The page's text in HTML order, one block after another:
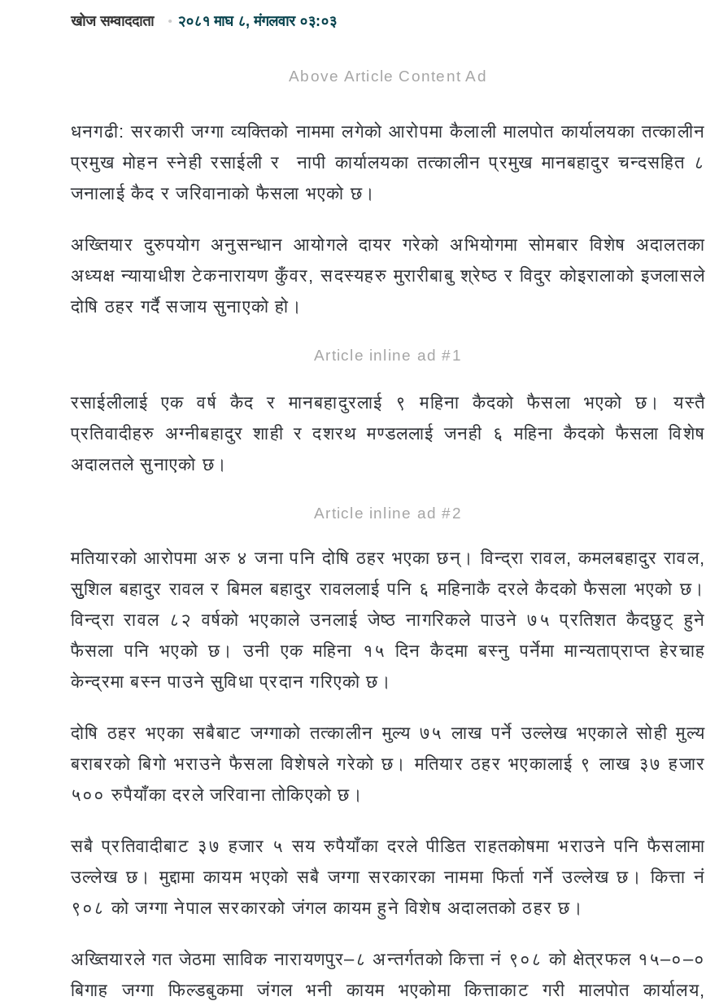
खोज सम्वाददाता २०८१ माघ ८, मंगलवार ०३:०३
Above Article Content Ad
धनगढी: सरकारी जग्गा व्यक्तिको नाममा लगेको आरोपमा कैलाली मालपोत कार्यालयका तत्कालीन
प्रमुख मोहन स्नेही रसाईली र नापी कार्यालयका तत्कालीन प्रमुख मानबहादुर चन्दसहित ८
जनालाई कैद र जरिवानाको फैसला भएको छ।
अख्तियार दुरुपयोग अनुसन्धान आयोगले दायर गरेको अभियोगमा सोमबार विशेष अदालतका
अध्यक्ष न्यायाधीश टेकनारायण कुँवर, सदस्यहरु मुरारीबाबु श्रेष्ठ र विदुर कोइरालाको इजलासले
दोषि ठहर गर्दै सजाय सुनाएको हो।
Article inline ad #1
रसाईलीलाई एक वर्ष कैद र मानबहादुरलाई ९ महिना कैदको फैसला भएको छ। यस्तै
प्रतिवादीहरु अग्नीबहादुर शाही र दशरथ मण्डललाई जनही ६ महिना कैदको फैसला विशेष
अदालतले सुनाएको छ।
Article inline ad #2
मतियारको आरोपमा अरु ४ जना पनि दोषि ठहर भएका छन्। विन्द्रा रावल, कमलबहादुर रावल,
सुुशिल बहादुर रावल र बिमल बहादुर रावललाई पनि ६ महिनाकै दरले कैदको फैसला भएको छ।
विन्द्रा रावल ८२ वर्षको भएकाले उनलाई जेष्ठ नागरिकले पाउने ७५ प्रतिशत कैदछुट् हुने
फैसला पनि भएको छ। उनी एक महिना १५ दिन कैदमा बस्नु पर्नेमा मान्यताप्राप्त हेरचाह
केन्द्रमा बस्न पाउने सुविधा प्रदान गरिएको छ।
दोषि ठहर भएका सबैबाट जग्गाको तत्कालीन मुल्य ७५ लाख पर्ने उल्लेख भएकाले सोही मुल्य
बराबरको बिगो भराउने फैसला विशेषले गरेको छ। मतियार ठहर भएकालाई ९ लाख ३७ हजार
५०० रुपैयाँका दरले जरिवाना तोकिएको छ।
सबै प्रतिवादीबाट ३७ हजार ५ सय रुपैयाँका दरले पीडित राहतकोषमा भराउने पनि फैसलामा
उल्लेख छ। मुद्दामा कायम भएको सबै जग्गा सरकारका नाममा फिर्ता गर्ने उल्लेख छ। कित्ता नं
९०८ को जग्गा नेपाल सरकारको जंगल कायम हुने विशेष अदालतको ठहर छ।
अख्तियारले गत जेठमा साविक नारायणपुर–८ अन्तर्गतको कित्ता नं ९०८ को क्षेत्रफल १५–०–०
बिगाह जग्गा फिल्डबुकमा जंगल भनी कायम भएकोमा कित्ताकाट गरी मालपोत कार्यालय,